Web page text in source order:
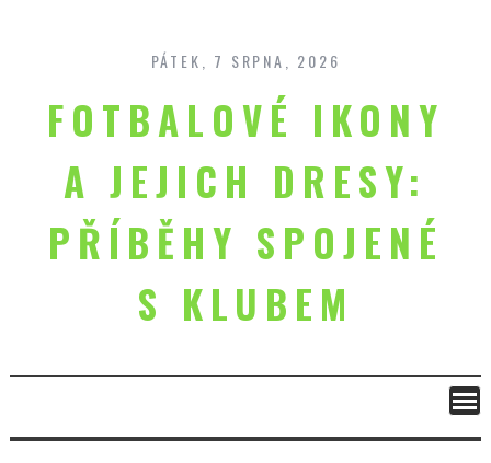
content
PÁTEK, 7 SRPNA, 2026
FOTBALOVÉ IKONY
A JEJICH DRESY:
PŘÍBĚHY SPOJENÉ
S KLUBEM